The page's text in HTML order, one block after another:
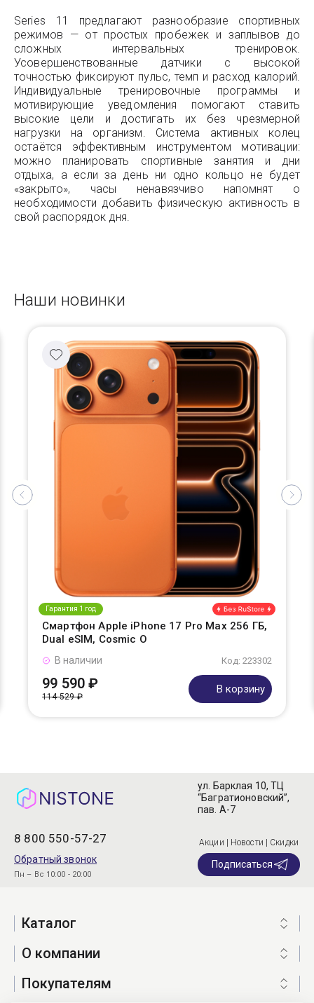
Series 11 предлагают разнообразие спортивных
режимов — от простых пробежек и заплывов до
сложных интервальных тренировок.
Усовершенствованные датчики с высокой
точностью фиксируют пульс, темп и расход калорий.
Индивидуальные тренировочные программы и
мотивирующие уведомления помогают ставить
высокие цели и достигать их без чрезмерной
нагрузки на организм. Система активных колец
остаётся эффективным инструментом мотивации:
можно планировать спортивные занятия и дни
отдыха, а если за день ни одно кольцо не будет
«закрыто», часы ненавязчиво напомнят о
необходимости добавить физическую активность в
свой распорядок дня.
Наши новинки
Гарантия 1 год
Смартфон Apple iPhone 17 Pro Max 256 ГБ,
Dual eSIM, Cosmic O
Код: 223302
В наличии
99 590 ₽
114 529 ₽
В корзину
8 800 550-57-27
Обратный звонок
Пн – Вс 10:00 - 20:00
ул. Барклая 10, ТЦ
“Багратионовский”,
пав. А-7
Акции | Новости | Скидки
Подписаться
Каталог
О компании
Покупателям